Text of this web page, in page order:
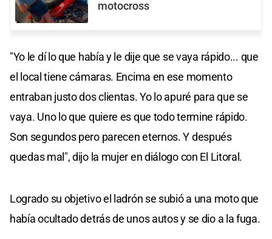
motocross
"Yo le dí lo que había y le dije que se vaya rápido... que
el local tiene cámaras. Encima en ese momento
entraban justo dos clientas. Yo lo apuré para que se
vaya. Uno lo que quiere es que todo termine rápido.
Son segundos pero parecen eternos. Y después
quedas mal", dijo la mujer en diálogo con El Litoral.
Logrado su objetivo el ladrón se subió a una moto que
había ocultado detrás de unos autos y se dio a la fuga.